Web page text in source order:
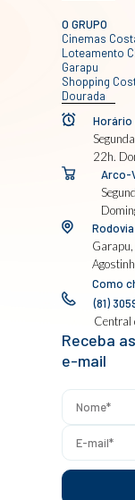
O GRUPO
Cinemas
Loteamento
Garapu
Shopping
Dourada
22h.
Arco-
Rodovia
Como
(81)
Central
Receba
e-mail